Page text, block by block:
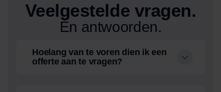
Veelgestelde vragen.
Én antwoorden.
Hoelang van te voren dien ik een
offerte aan te vragen?